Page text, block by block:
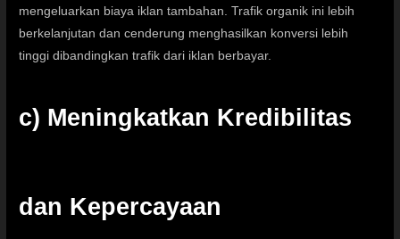
mengeluarkan biaya iklan tambahan. Trafik organik ini lebih
berkelanjutan dan cenderung menghasilkan konversi lebih
tinggi dibandingkan trafik dari iklan berbayar.
c) Meningkatkan Kredibilitas
dan Kepercayaan